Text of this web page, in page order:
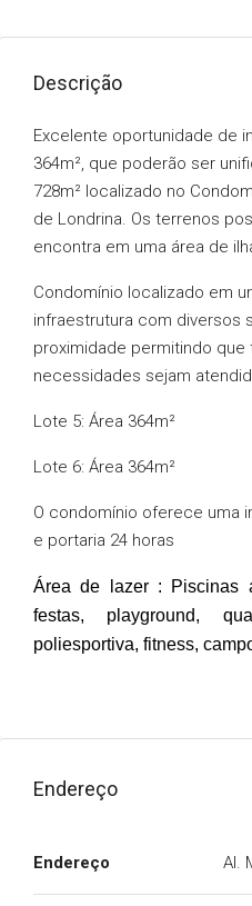
Descrição
Excelente oportunidade de
364m², que poderão ser
728m² localizado no
de Londrina. Os terrenos
encontra em uma área de
Condomínio localizado em
infraestrutura com diversos
proximidade permitindo que
necessidades sejam
Lote 5: Área 364m²
Lote 6: Área 364m²
O condomínio oferece uma
e portaria 24 horas
Área de lazer : Piscinas
festas, playground,
poliesportiva, fitness,
Endereço
Endereço Al.